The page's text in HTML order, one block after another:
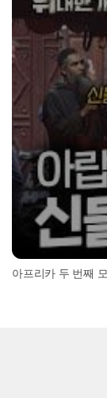
아프리카 두 번째